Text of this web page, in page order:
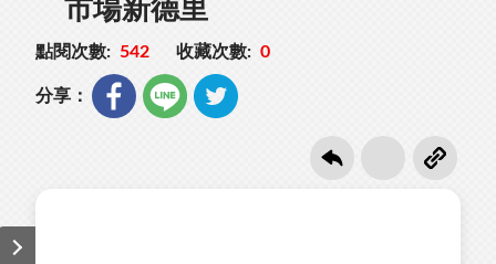
市場新德里
點閱次數: 542 收藏次數: 0
分享：